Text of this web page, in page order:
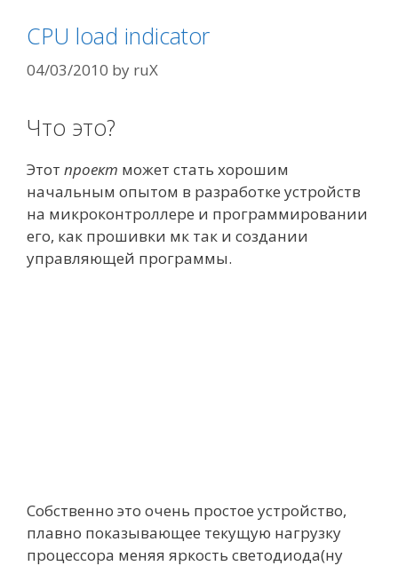
CPU load indicator
04/03/2010 by ruX
Что это?
Этот проект может стать хорошим
начальным опытом в разработке устройств
на микроконтроллере и программировании
его, как прошивки мк так и создании
управляющей программы.
Собственно это очень простое устройство,
плавно показывающее текущую нагрузку
процессора меняя яркость светодиода(ну